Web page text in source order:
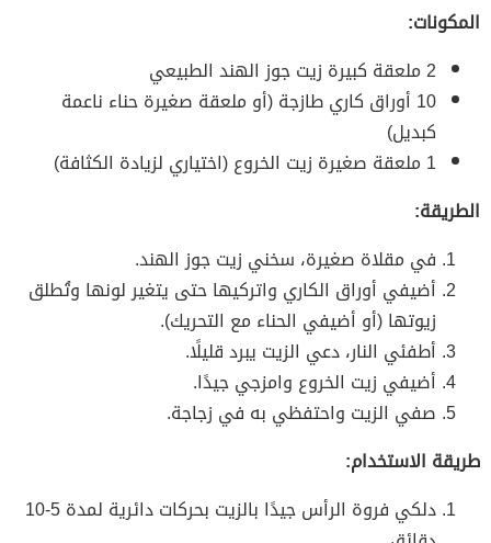
المكونات:
2 ملعقة كبيرة زيت جوز الهند الطبيعي
10 أوراق كاري طازجة (أو ملعقة صغيرة حناء ناعمة
كبديل)
1 ملعقة صغيرة زيت الخروع (اختياري لزيادة الكثافة)
الطريقة:
في مقلاة صغيرة، سخني زيت جوز الهند.
أضيفي أوراق الكاري واتركيها حتى يتغير لونها وتُطلق
زيوتها (أو أضيفي الحناء مع التحريك).
أطفئي النار، دعي الزيت يبرد قليلًا.
أضيفي زيت الخروع وامزجي جيدًا.
صفي الزيت واحتفظي به في زجاجة.
طريقة الاستخدام:
دلكي فروة الرأس جيدًا بالزيت بحركات دائرية لمدة 5-10